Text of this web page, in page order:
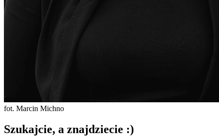
fot. Marcin Michno
Szukajcie, a znajdziecie :)